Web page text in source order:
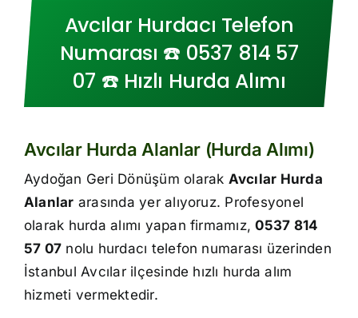
Hurda Fiyatları
Hizmet Bölgeleri
Hakkımızda
İletişim
Avcılar Hurdacı Telefon
Numarası ☎️ 0537 814 57
07 ☎️ Hızlı Hurda Alımı
Avcılar Hurda Alanlar (Hurda Alımı)
Aydoğan Geri Dönüşüm olarak Avcılar Hurda
Alanlar arasında yer alıyoruz. Profesyonel
olarak hurda alımı yapan firmamız,0537 814
57 07 nolu hurdacı telefon numarası üzerinden
İstanbul Avcılar ilçesinde hızlı hurda alım
hizmeti vermektedir.